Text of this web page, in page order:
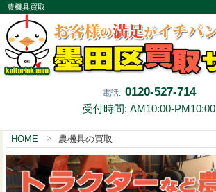
農機具買取
電話: 0120-527-714
受付時間: AM10:00-PM10:00
HOME 農機具の買取